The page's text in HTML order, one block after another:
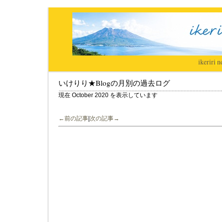
ikeriri|
いけりり★Blogの月別の過去ログ
現在 October 2020 を表示しています
←前の記事 次の記事→